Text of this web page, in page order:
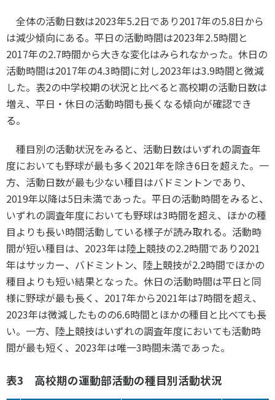
全体の活動日数は2023年5.2日であり2017年の5.8日から
は減少傾向にある。平日の活動時間は2023年2.5時間と
2017年の2.7時間から大きな変化はみられなかった。休日の
活動時間は2017年の4.3時間に対し2023年は3.9時間と微減
した。表2の中学校期の状況と比べると高校期の活動日数は
増え、平日・休日の活動時間も長くなる傾向が確認でき
る。
種目別の活動状況をみると、活動日数はいずれの調査年
度においても野球が最も多く 2021年を除き6日を超えた。一
方、活動日数が最も少ない種目はバドミントンであり、
2019年以降は5日未満であった。平日の活動時間をみると、
いずれの調査年度においても野球は3時間を超え、ほかの種
目よりも長い時間活動している様子が読み取れる。活動時
間が短い種目は、 2023年は陸上競技の2.2時間であり2021
年はサッカー、バドミントン、陸上競技が2.2時間でほかの
種目よりも短い結果となった。休日の活動時間は平日と同
様に野球が最も長く、 2017年から2021年は7時間を超え、
2023年は微減したものの6.6時間とほかの種目と比べても長
い。一方、陸上競技はいずれの調査年度においても活動時
間が最も短く、 2023年は唯一3時間未満であった。
表3 高校期の運動部活動の種目別活動状況